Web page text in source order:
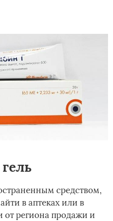
средством,
в аптеках или в
от региона продажи и